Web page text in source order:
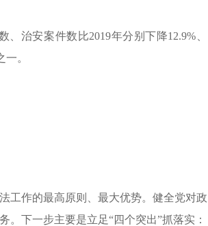
治安案件数比2019年分别下降12.9%、
。
工作的最高原则、最大优势。健全党对政
下一步主要是立足“四个突出”抓落实：